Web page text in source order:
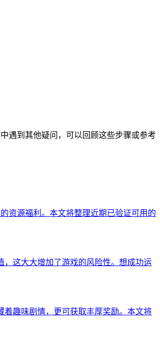
遇到其他疑问，可以回顾这些步骤或参考
资源福利。本文将整理近期已验证可用的
这大大增加了游戏的风险性。想成功运
趣味剧情，更可获取丰厚奖励。本文将